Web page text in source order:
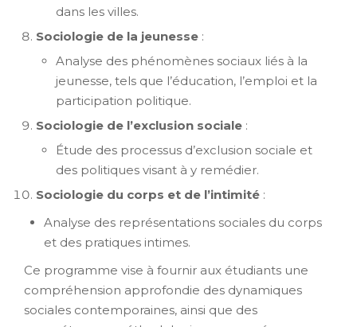
dans les villes.
Sociologie de la jeunesse :
Analyse des phénomènes sociaux liés à la
jeunesse, tels que l’éducation, l’emploi et la
participation politique.
Sociologie de l’exclusion sociale :
Étude des processus d’exclusion sociale et
des politiques visant à y remédier.
Sociologie du corps et de l’intimité :
Analyse des représentations sociales du corps
et des pratiques intimes.
Ce programme vise à fournir aux étudiants une
compréhension approfondie des dynamiques
sociales contemporaines, ainsi que des